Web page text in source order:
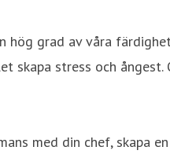
grad av våra
stress och ångest.
med din chef, skapa